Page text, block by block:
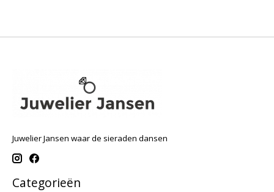
Juwelier Jansen waar de sieraden dansen
Categorieën